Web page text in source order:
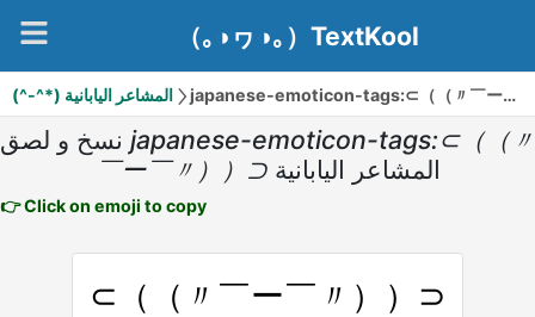
（｡◑ヮ◑｡）TextKool
(^-^*) المشاعر اليابانية japanese-emoticon-tags:⊂（（〃￣ー￣〃））⊃
نسخ و لصق japanese-emoticon-tags:⊂（（〃
￣ー￣〃））⊃ المشاعر اليابانية
👉 Click on emoji to copy
⊂（（〃￣ー￣〃））⊃